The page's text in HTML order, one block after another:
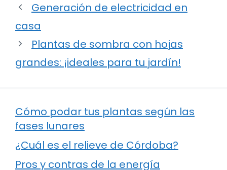
Generación de electricidad en
casa
Plantas de sombra con hojas
grandes: ¡ideales para tu jardín!
Cómo podar tus plantas según las
fases lunares
¿Cuál es el relieve de Córdoba?
Pros y contras de la energía